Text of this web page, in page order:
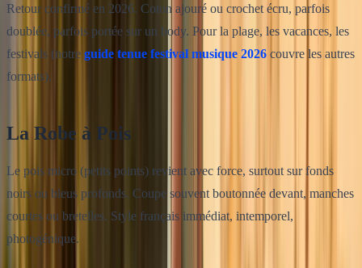
Retour confirmé en 2026. Coton ajouré ou crochet écru, parfois
doublée, parfois portée sur un body. Pour la plage, les vacances, les
festivals (notre guide tenue festival musique 2026 couvre les autres
formats).
La Robe à Pois
Le pois micro (petits points) revient avec force, surtout sur fonds
noirs ou bleus profonds. Coupe souvent boutonnée devant, manches
courtes ou bretelles. Style français immédiat, intemporel,
photogénique.